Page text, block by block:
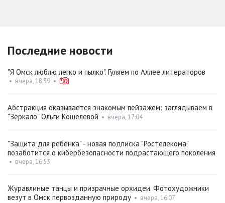
Последние новости
"Я Омск люблю легко и пылко". Гуляем по Аллее литераторов
• вчера, 18:39 •
Абстракция оказывается знакомым пейзажем: заглядываем в
"Зеркало" Ольги Кошелевой • вчера, 17:04
"Защита для ребёнка" - новая подписка "Ростелекома"
позаботится о кибербезопасности подрастающего поколения
• вчера, 16:53
Журавлиные танцы и призрачные орхидеи. Фотохудожники
везут в Омск первозданную природу • вчера, 16:07